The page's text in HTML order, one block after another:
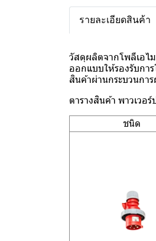
รายละเอียดสินค้า
วัสดุผลิตจากโพลีเอ
ออกแบบให้รองรับกา
สินค้าผ่านกระบวนกา
ตารางสินค้า พาวเวอ
ชนิด